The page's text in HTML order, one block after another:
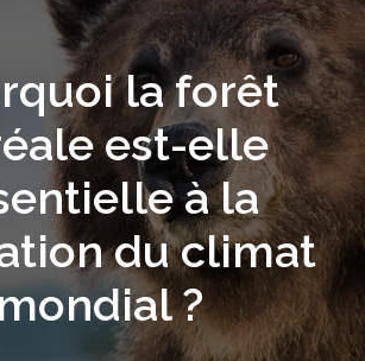
la forêt
est-elle
à la
du climat
?